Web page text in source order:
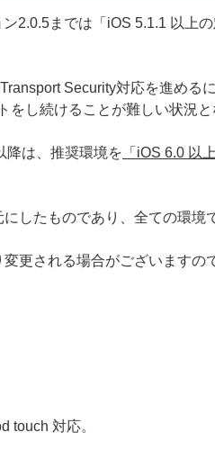
2.0.5までは「iOS 5.1.1 以上
Security対応を進める
し続けることが難しい状況と
降は、推奨環境を 「iOS 6.0 以
したものであり、全ての環境
更される場合がございますの
touch 対応。